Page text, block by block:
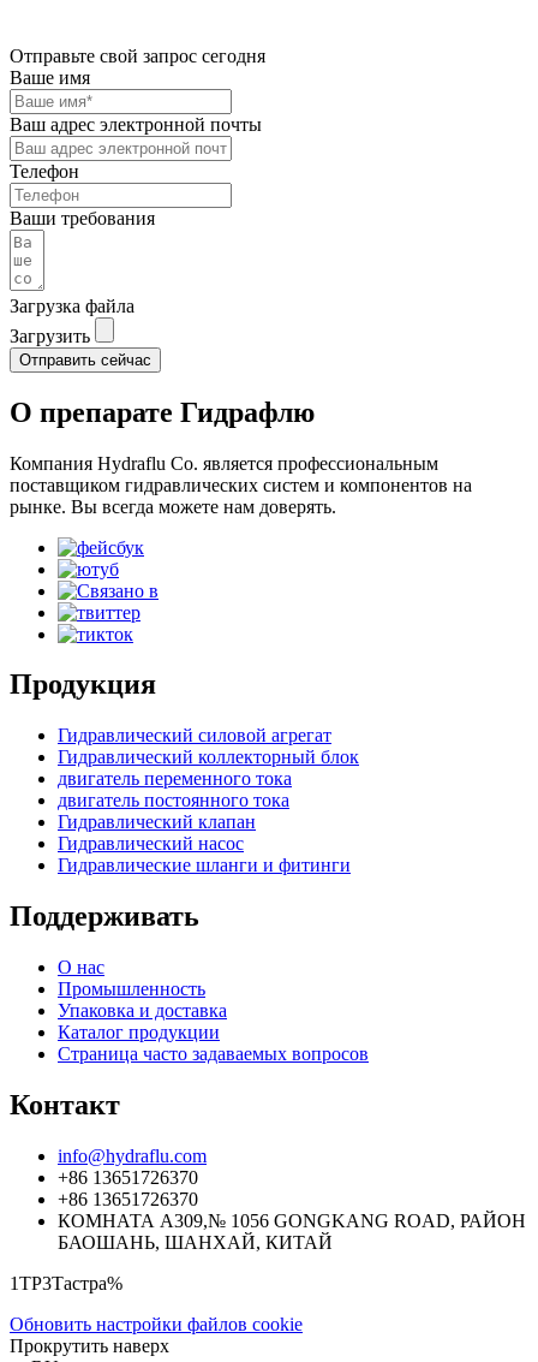
Отправьте свой запрос сегодня
Ваше имя
Ваш адрес электронной почты
Телефон
Ваши требования
Загрузка файла
Загрузить
Отправить сейчас
О препарате Гидрафлю
Компания Hydraflu Co. является профессиональным
поставщиком гидравлических систем и компонентов на
рынке. Вы всегда можете нам доверять.
Продукция
Гидравлический силовой агрегат
Гидравлический коллекторный блок
двигатель переменного тока
двигатель постоянного тока
Гидравлический клапан
Гидравлический насос
Гидравлические шланги и фитинги
Поддерживать
О нас
Промышленность
Упаковка и доставка
Каталог продукции
Страница часто задаваемых вопросов
Контакт
info@hydraflu.com
+86 13651726370
+86 13651726370
КОМНАТА A309,№ 1056 GONGKANG ROAD, РАЙОН
БАОШАНЬ, ШАНХАЙ, КИТАЙ
1TP3Тастра%
Обновить настройки файлов cookie
Прокрутить наверх